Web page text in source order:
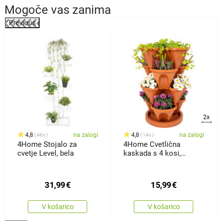
Mogoče vas zanima
Previous
4,8 46x na zalogi
4Home Stojalo za
cvetje Level, bela
31,99€
V košarico
2x
4,8 14x na zalogi
4Home Cvetlična
kaskada s 4 kosi,
15,99€
V košarico